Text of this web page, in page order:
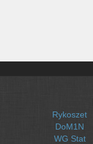
Rykoszet
DoM1N
WG Stat